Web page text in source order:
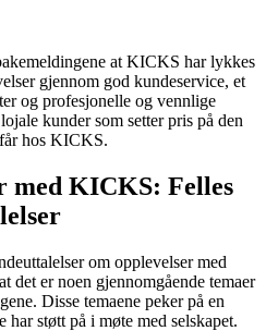
at KICKS har lykkes
gjennom god kundeservice, et
og profesjonelle og vennlige
kunder som setter pris på den
hos KICKS.
med KICKS: Felles
om opplevelser med
det er noen gjennomgående temaer
Disse temaene peker på en
støtt på i møte med selskapet.